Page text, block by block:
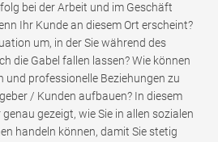
bei der Arbeit und im Geschäft
Ihr Kunde an diesem Ort erscheint?
um, in der Sie während des
die Gabel fallen lassen? Wie können
und professionelle Beziehungen zu
/ Kunden aufbauen? In diesem
gezeigt, wie Sie in allen sozialen
handeln können, damit Sie stetig